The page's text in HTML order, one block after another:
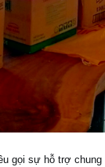
gọi sự hỗ trợ